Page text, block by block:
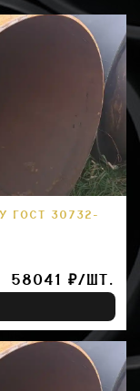
ГОСТ 30732-
58041 ₽/ШТ.